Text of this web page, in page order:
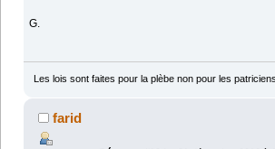
G.
Les lois sont faites pour la plèbe non pour les patriciens.
farid